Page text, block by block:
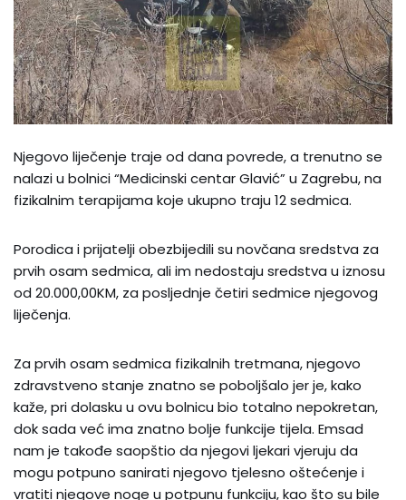
Njegovo liječenje traje od dana povrede, a trenutno se
nalazi u bolnici “Medicinski centar Glavić” u Zagrebu, na
fizikalnim terapijama koje ukupno traju 12 sedmica.
Porodica i prijatelji obezbijedili su novčana sredstva za
prvih osam sedmica, ali im nedostaju sredstva u iznosu
od 20.000,00KM, za posljednje četiri sedmice njegovog
liječenja.
Za prvih osam sedmica fizikalnih tretmana, njegovo
zdravstveno stanje znatno se poboljšalo jer je, kako
kaže, pri dolasku u ovu bolnicu bio totalno nepokretan,
dok sada već ima znatno bolje funkcije tijela. Emsad
nam je takođe saopštio da njegovi ljekari vjeruju da
mogu potpuno sanirati njegovo tjelesno oštećenje i
vratiti njegove noge u potpunu funkciju, kao što su bile